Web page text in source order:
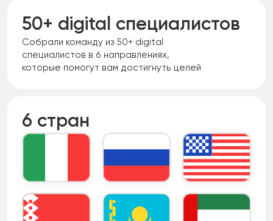
50+ digital специалистов
Собрали команду из 50+ digital
специалистов в 6 направлениях,
которые помогут вам достигнуть целей
6 стран